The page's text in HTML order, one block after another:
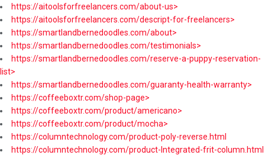
https://aitoolsforfreelancers.com/about-us>
https://aitoolsforfreelancers.com/descript-for-freelancers>
https://smartlandbernedoodles.com/about>
https://smartlandbernedoodles.com/testimonials>
https://smartlandbernedoodles.com/reserve-a-puppy-reservation-
list>
https://smartlandbernedoodles.com/guaranty-health-warranty>
https://coffeeboxtr.com/shop-page>
https://coffeeboxtr.com/product/americano>
https://coffeeboxtr.com/product/mocha>
https://columntechnology.com/product-poly-reverse.html
https://columntechnology.com/product-Integrated-frit-column.html